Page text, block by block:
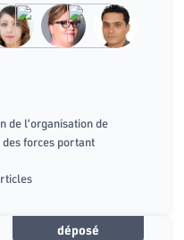
de l’organisation de
des forces portant
déposé